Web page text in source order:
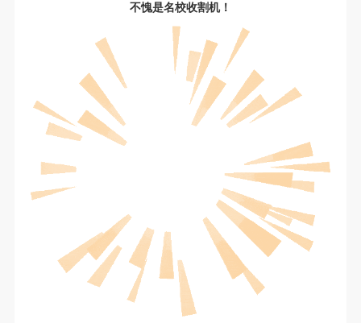
不愧是名校收割机！